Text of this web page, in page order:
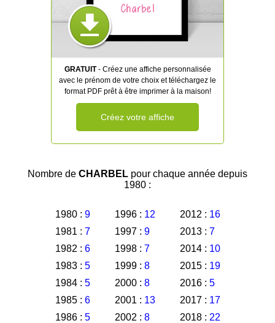
Charbel
GRATUIT- Créez une affiche personnalisée
avec le prénom de votre choix et téléchargez le
format PDF prêt à être imprimer à la maison!
Créez votre affiche
Nombre de CHARBELpour chaque année depuis
1980 :
1980 : 9
1981 : 7
1982 : 6
1983 : 5
1984 : 5
1985 : 6
1986 : 5
1996 : 12
1997 : 9
1998 : 7
1999 : 8
2000 : 8
2001 : 13
2002 : 8
2012 : 16
2013 : 7
2014 : 10
2015 : 19
2016 : 5
2017 : 17
2018 : 22